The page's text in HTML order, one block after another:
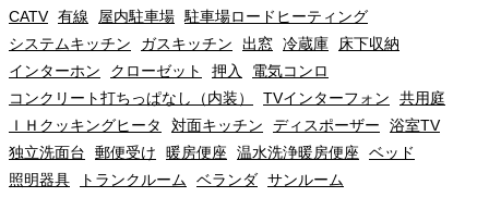
CATV 有線 屋内駐車場 駐車場ロードヒーティング
システムキッチン
ガスキッチン 出窓 冷蔵庫
床下収納
インターホン
クローゼット 押入
電気コンロ
コンクリート打ちっぱなし（内装）
TVインターフォン
共用庭
ＩＨクッキングヒータ
対面キッチン ディスポーザー
浴室TV
独立洗面台
郵便受け 暖房便座 温水洗浄暖房便座
ベッド
照明器具
トランクルーム ベランダ サンルーム